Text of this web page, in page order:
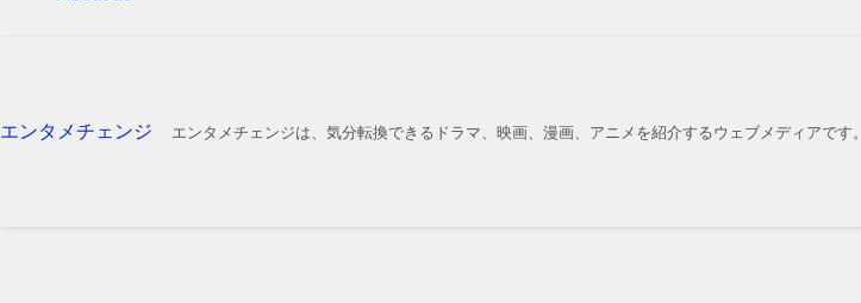
エンタメチェンジ エンタメチェンジは、気分転換できるドラマ、映画、漫画、アニメを紹介するウェブメディアです。